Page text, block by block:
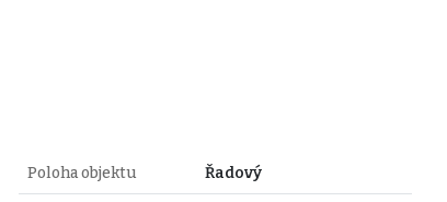
Poloha objektu Řadový